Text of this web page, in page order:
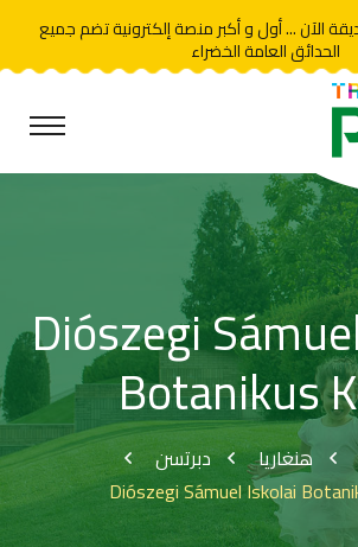
الآن ... أول و أكبر منصة إلكترونية تضم جميع
الحدائق العامة الخضراء
Diószegi
Botanikus
هنغاريا
دبرتسن
Diószegi Sámuel Iskolai